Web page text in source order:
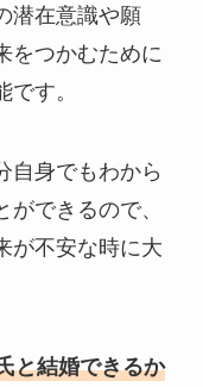
潜在意識や願
をつかむために
す。
自身でもわから
できるので、
が不安な時に大
と結婚できるか